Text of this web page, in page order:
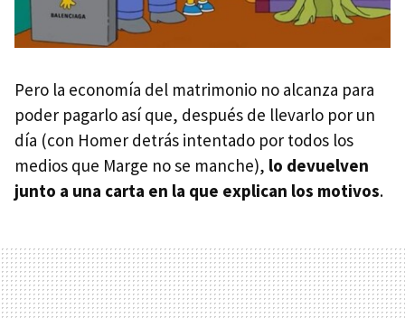
Pero la economía del matrimonio no alcanza para
poder pagarlo así que, después de llevarlo por un
día (con Homer detrás intentado por todos los
medios que Marge no se manche), lo devuelven
junto a una carta en la que explican los motivos.